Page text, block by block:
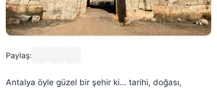
Paylaş:
Antalya öyle güzel bir şehir ki… tarihi, doğası,